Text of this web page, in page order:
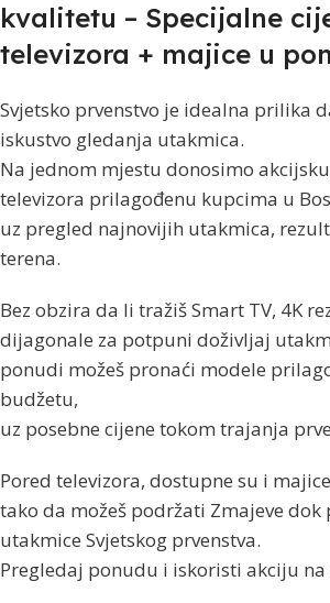
kvalitetu – Specijalne
televizora + majice u
Svjetsko prvenstvo je idealna prilika
iskustvo gledanja utakmica.
Na jednom mjestu donosimo
televizora prilagođenu kupcima u
uz pregled najnovijih utakmica,
terena.
Bez obzira da li tražiš Smart TV, 4K
dijagonale za potpuni doživljaj
ponudi možeš pronaći modele
budžetu,
uz posebne cijene tokom trajanja
Pored televizora, dostupne su i
tako da možeš podržati Zmajeve dok
utakmice Svjetskog prvenstva.
Pregledaj ponudu i iskoristi akciju na